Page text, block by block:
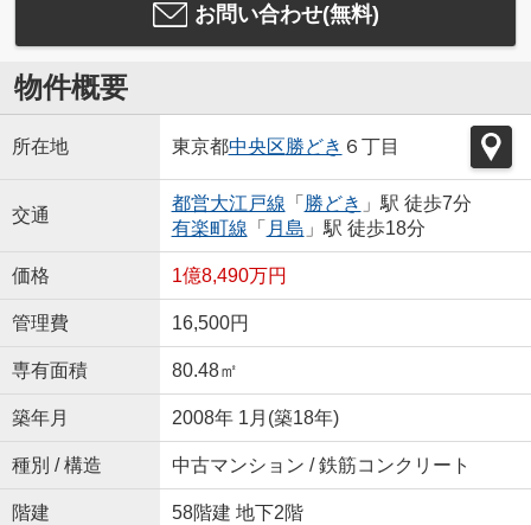
お問い合わせ(無料)
物件概要
所在地 東京都中央区勝どき ６丁目
交通
都営大江戸線 「 勝どき 」駅 徒歩7分
有楽町線 「 月島 」駅 徒歩18分
価格 1億8,490万円
管理費 16,500円
専有面積 80.48㎡
築年月 2008年 1月(築18年)
種別 / 構造 中古マンション / 鉄筋コンクリート
階建 58階建 地下2階